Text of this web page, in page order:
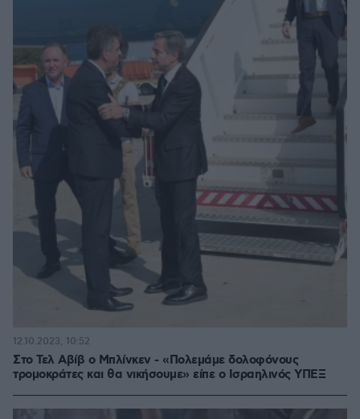
Στο Τελ Αβίβ ο Μπλίνκεν - «Πολεμάμε δολοφόνους
τρομοκράτες και θα νικήσουμε» είπε ο Ισραηλινός ΥΠΕΞ
12.10.2023, 10:52